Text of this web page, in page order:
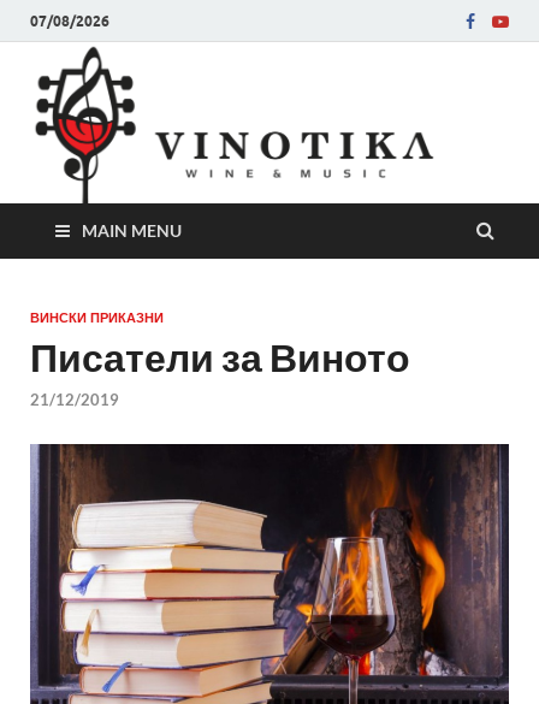
07/08/2026
MAIN MENU
ВИНСКИ ПРИКАЗНИ
Писатели за Виното
21/12/2019